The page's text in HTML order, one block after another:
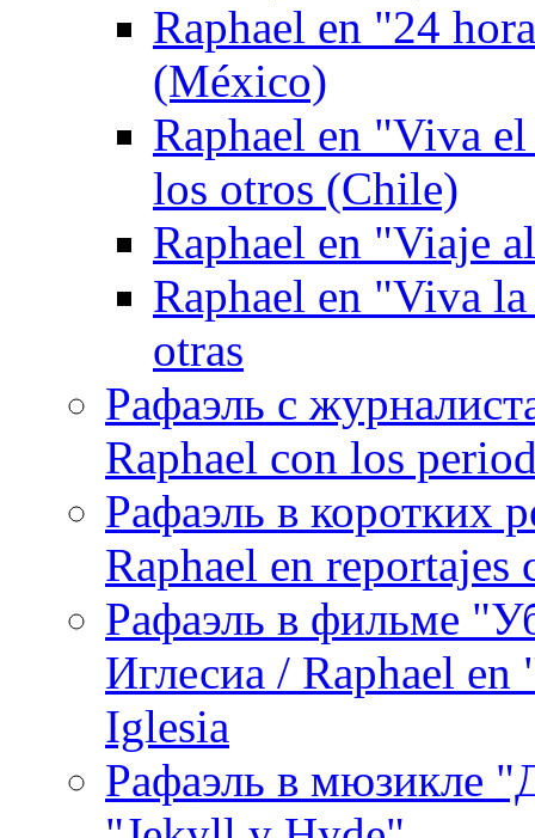
Raphael en "24
(México)
Raphael en "Viva
los otros (Chile)
Raphael en "Viaje
Raphael en "Viva
otras
Рафаэль с
Raphael con los
Рафаэль в коротких
Raphael en reportajes
Рафаэль в фильме
Иглесиа / Raphael
Iglesia
Рафаэль в мюзикле